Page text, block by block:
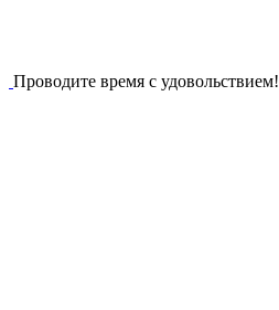
Проводите время с удовольствием!